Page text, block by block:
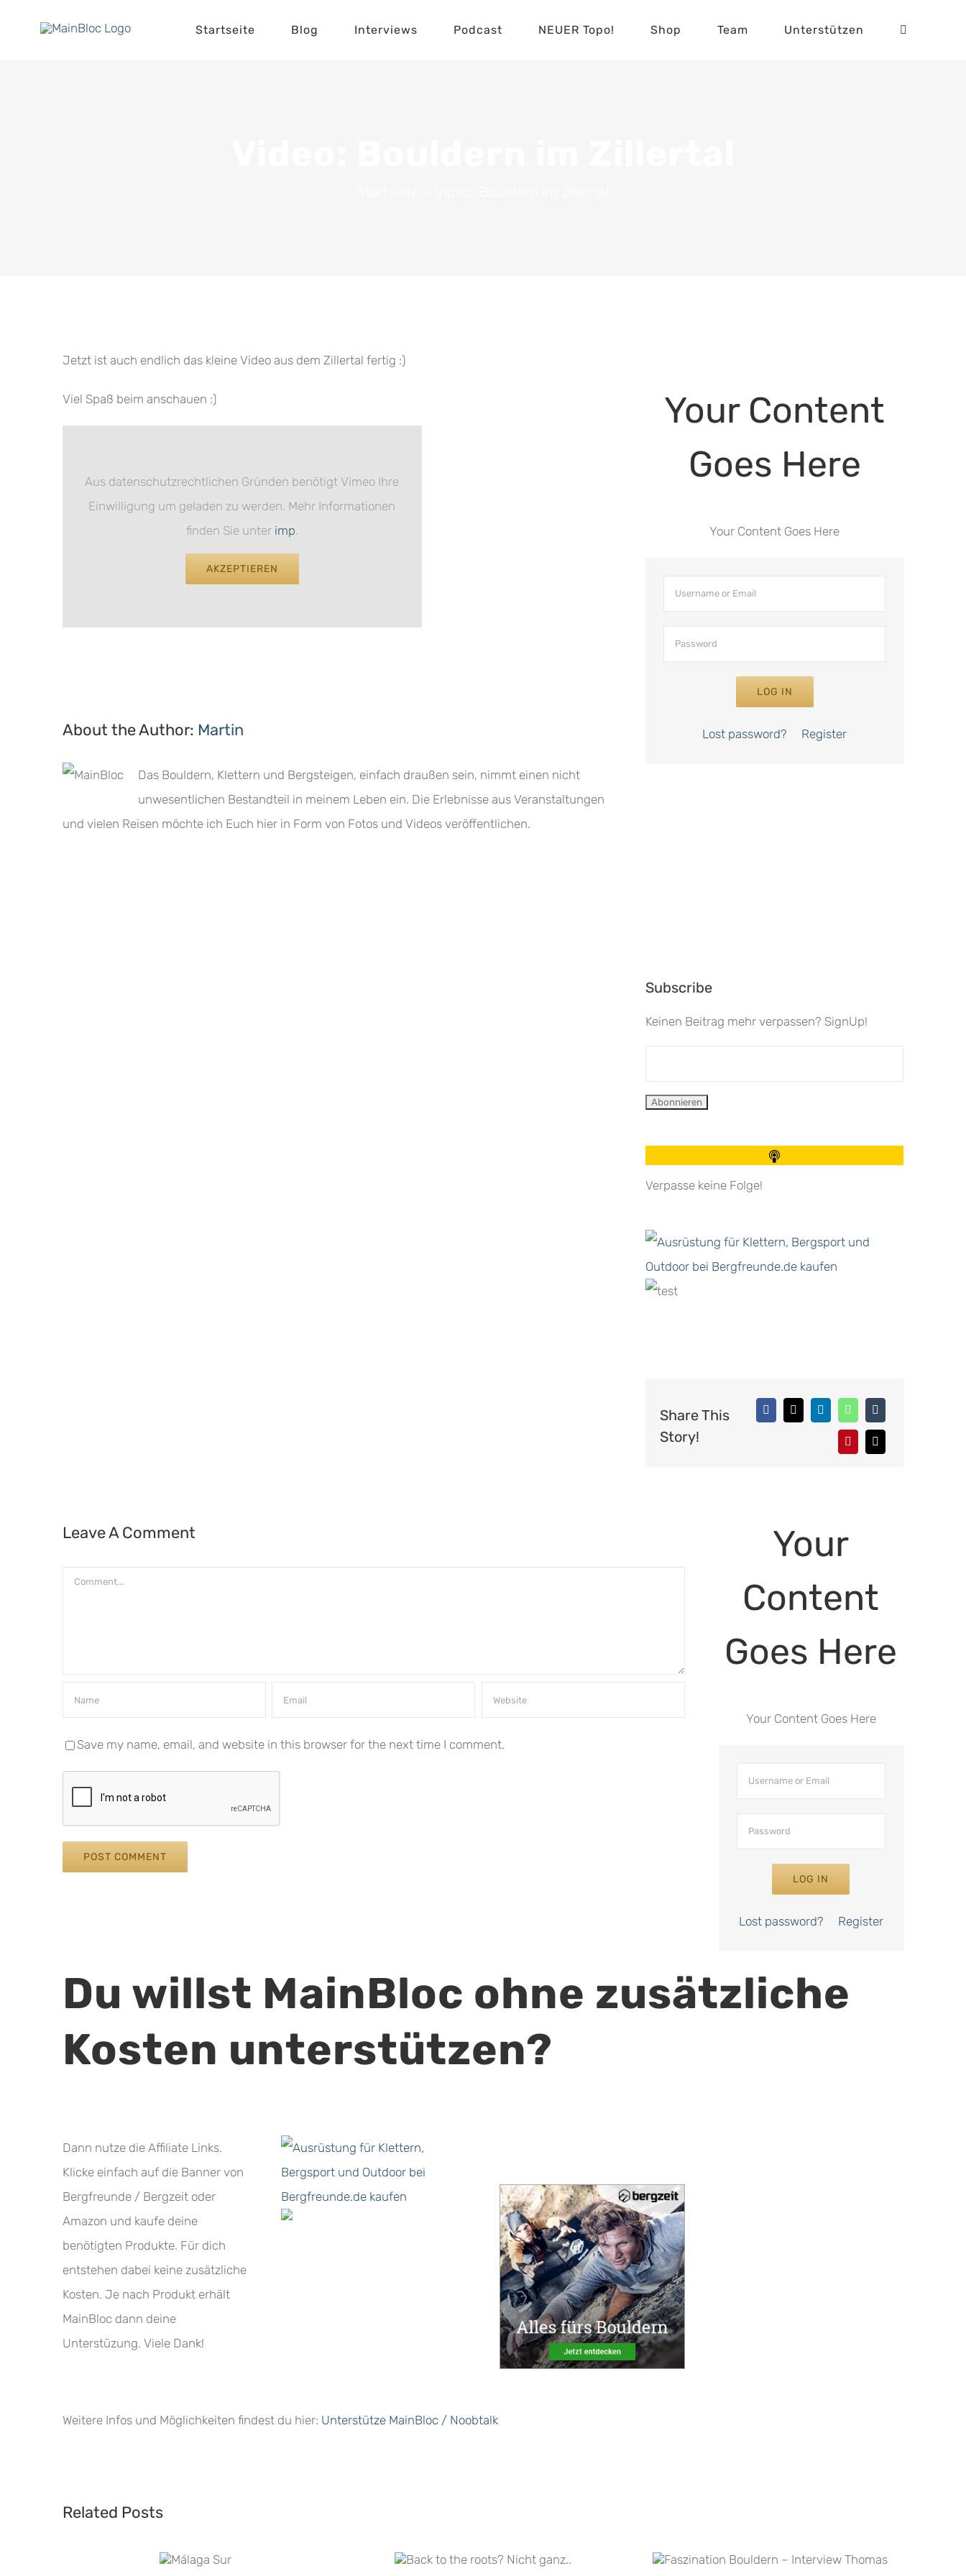
Startseite Blog Interviews Podcast NEUER Topo! Shop Team Unterstützen
Jetzt ist auch endlich das kleine Video aus dem Zillertal fertig :)
Viel Spaß beim anschauen :)
Aus datenschutzrechtlichen Gründen benötigt Vimeo Ihre
Einwilligung um geladen zu werden. Mehr Informationen
finden Sie unter imp.
AKZEPTIEREN
About the Author: Martin
Das Bouldern, Klettern und Bergsteigen, einfach draußen sein, nimmt einen nicht
unwesentlichen Bestandteil in meinem Leben ein. Die Erlebnisse aus Veranstaltungen
und vielen Reisen möchte ich Euch hier in Form von Fotos und Videos veröffentlichen.
Your Content
Goes Here
Your Content Goes Here
LOG IN
Lost password? Register
Subscribe
Keinen Beitrag mehr verpassen? SignUp!
Verpasse keine Folge!
Share This
Story!
Leave A Comment
Comment
Save my name, email, and website in this browser for the next time I comment.
Your
Content
Goes Here
Your Content Goes Here
LOG IN
Lost password? Register
Du willst MainBloc ohne zusätzliche
Kosten unterstützen?
Dann nutze die Affiliate Links.
Klicke einfach auf die Banner von
Bergfreunde / Bergzeit oder
Amazon und kaufe deine
benötigten Produkte. Für dich
entstehen dabei keine zusätzliche
Kosten. Je nach Produkt erhält
MainBloc dann deine
Unterstüzung. Viele Dank!
Weitere Infos und Möglichkeiten findest du hier: Unterstütze MainBloc / Noobtalk
Related Posts
Faszination Bouldern – ZUT 2022 – Der